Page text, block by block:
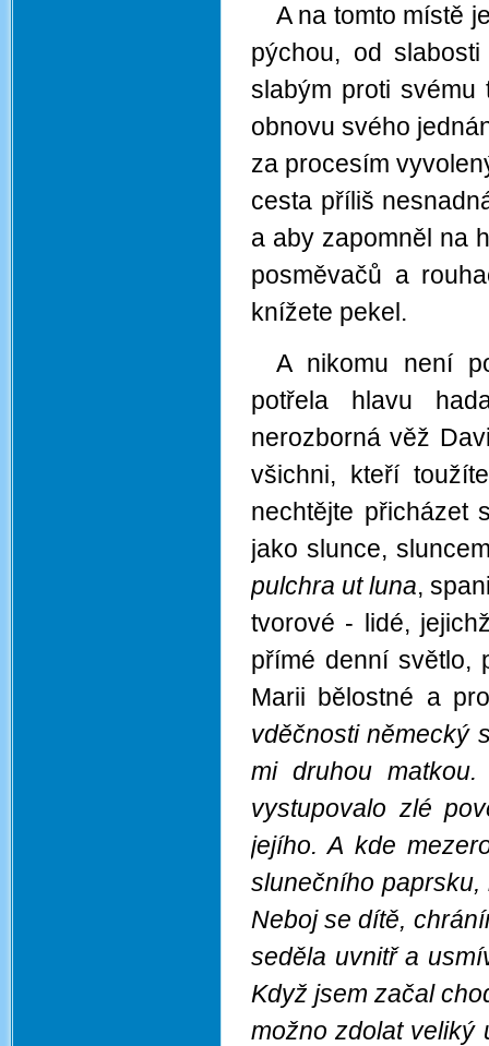
A na tomto místě
pýchou, od
slabým proti
obnovu svého
za procesím
cesta příliš
a aby zapomněl na
posměvačů a
knížete pekel.
A nikomu není
potřela hlavu
nerozborná věž
všichni, kteří
nechtějte
jako slunce,
pulchra ut luna,
tvorové - lidé,
přímé denní světlo,
Marii bělostné a
vděčnosti německý
mi druhou
vystupovalo zlé
jejího. A kde
slunečního
Neboj se dítě,
seděla uvnitř a
Když jsem začal
možno zdolat veliký